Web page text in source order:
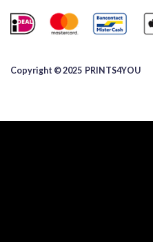
Copyright © 2025 ​PRINTS4YOU